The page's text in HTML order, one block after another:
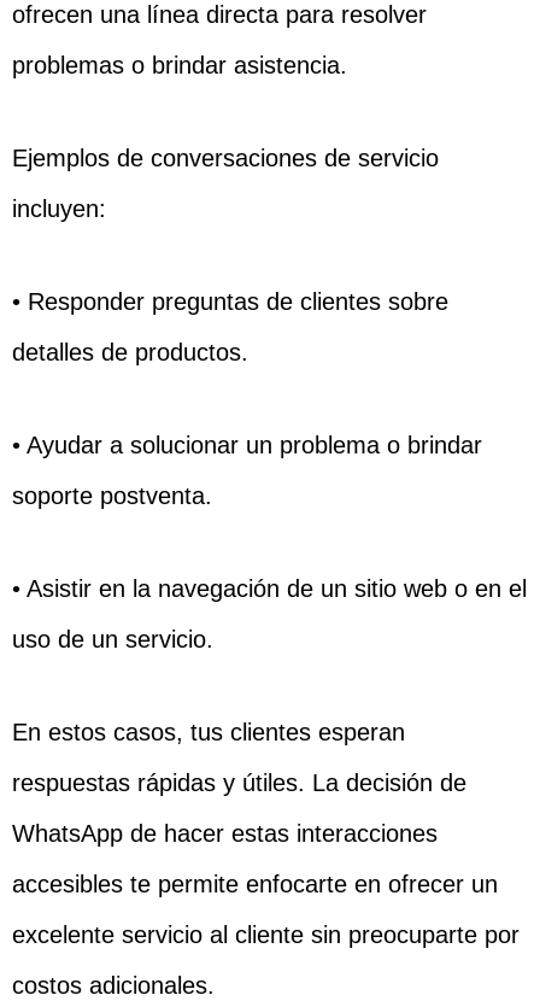
ofrecen una línea directa para resolver
problemas o brindar asistencia.
Ejemplos de conversaciones de servicio
incluyen:
• Responder preguntas de clientes sobre
detalles de productos.
• Ayudar a solucionar un problema o brindar
soporte postventa.
• Asistir en la navegación de un sitio web o en el
uso de un servicio.
En estos casos, tus clientes esperan
respuestas rápidas y útiles. La decisión de
WhatsApp de hacer estas interacciones
accesibles te permite enfocarte en ofrecer un
excelente servicio al cliente sin preocuparte por
costos adicionales.